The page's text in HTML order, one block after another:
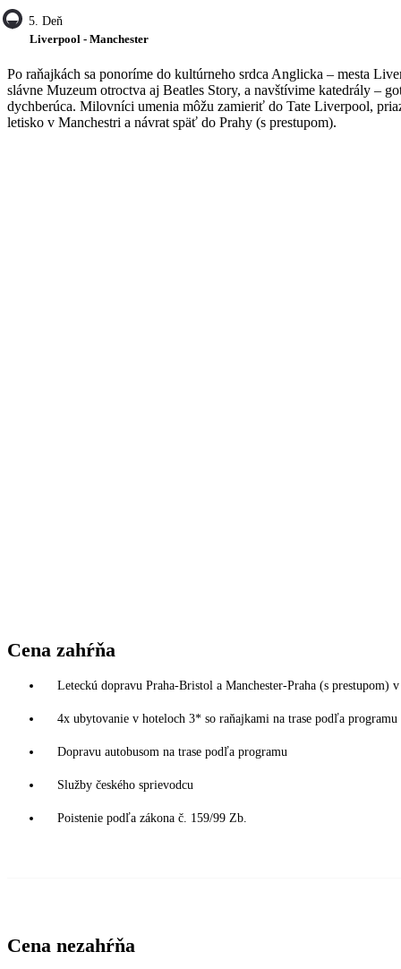
5. Deň
Liverpool - Manchester
Po raňajkách sa ponoríme do kultúrneho srdca Anglicka – mesta
slávne Muzeum otroctva aj Beatles Story, a navštívime katedrály –
dychberúca. Milovníci umenia môžu zamieriť do Tate Liverpool,
letisko v Manchestri a návrat späť do Prahy (s prestupom).
Cena zahŕňa
Leteckú dopravu Praha-Bristol a Manchester-Praha (s prestupom)
4x ubytovanie v hoteloch 3* so raňajkami na trase podľa programu
Dopravu autobusom na trase podľa programu
Služby českého sprievodcu
Poistenie podľa zákona č. 159/99 Zb.
Cena nezahŕňa